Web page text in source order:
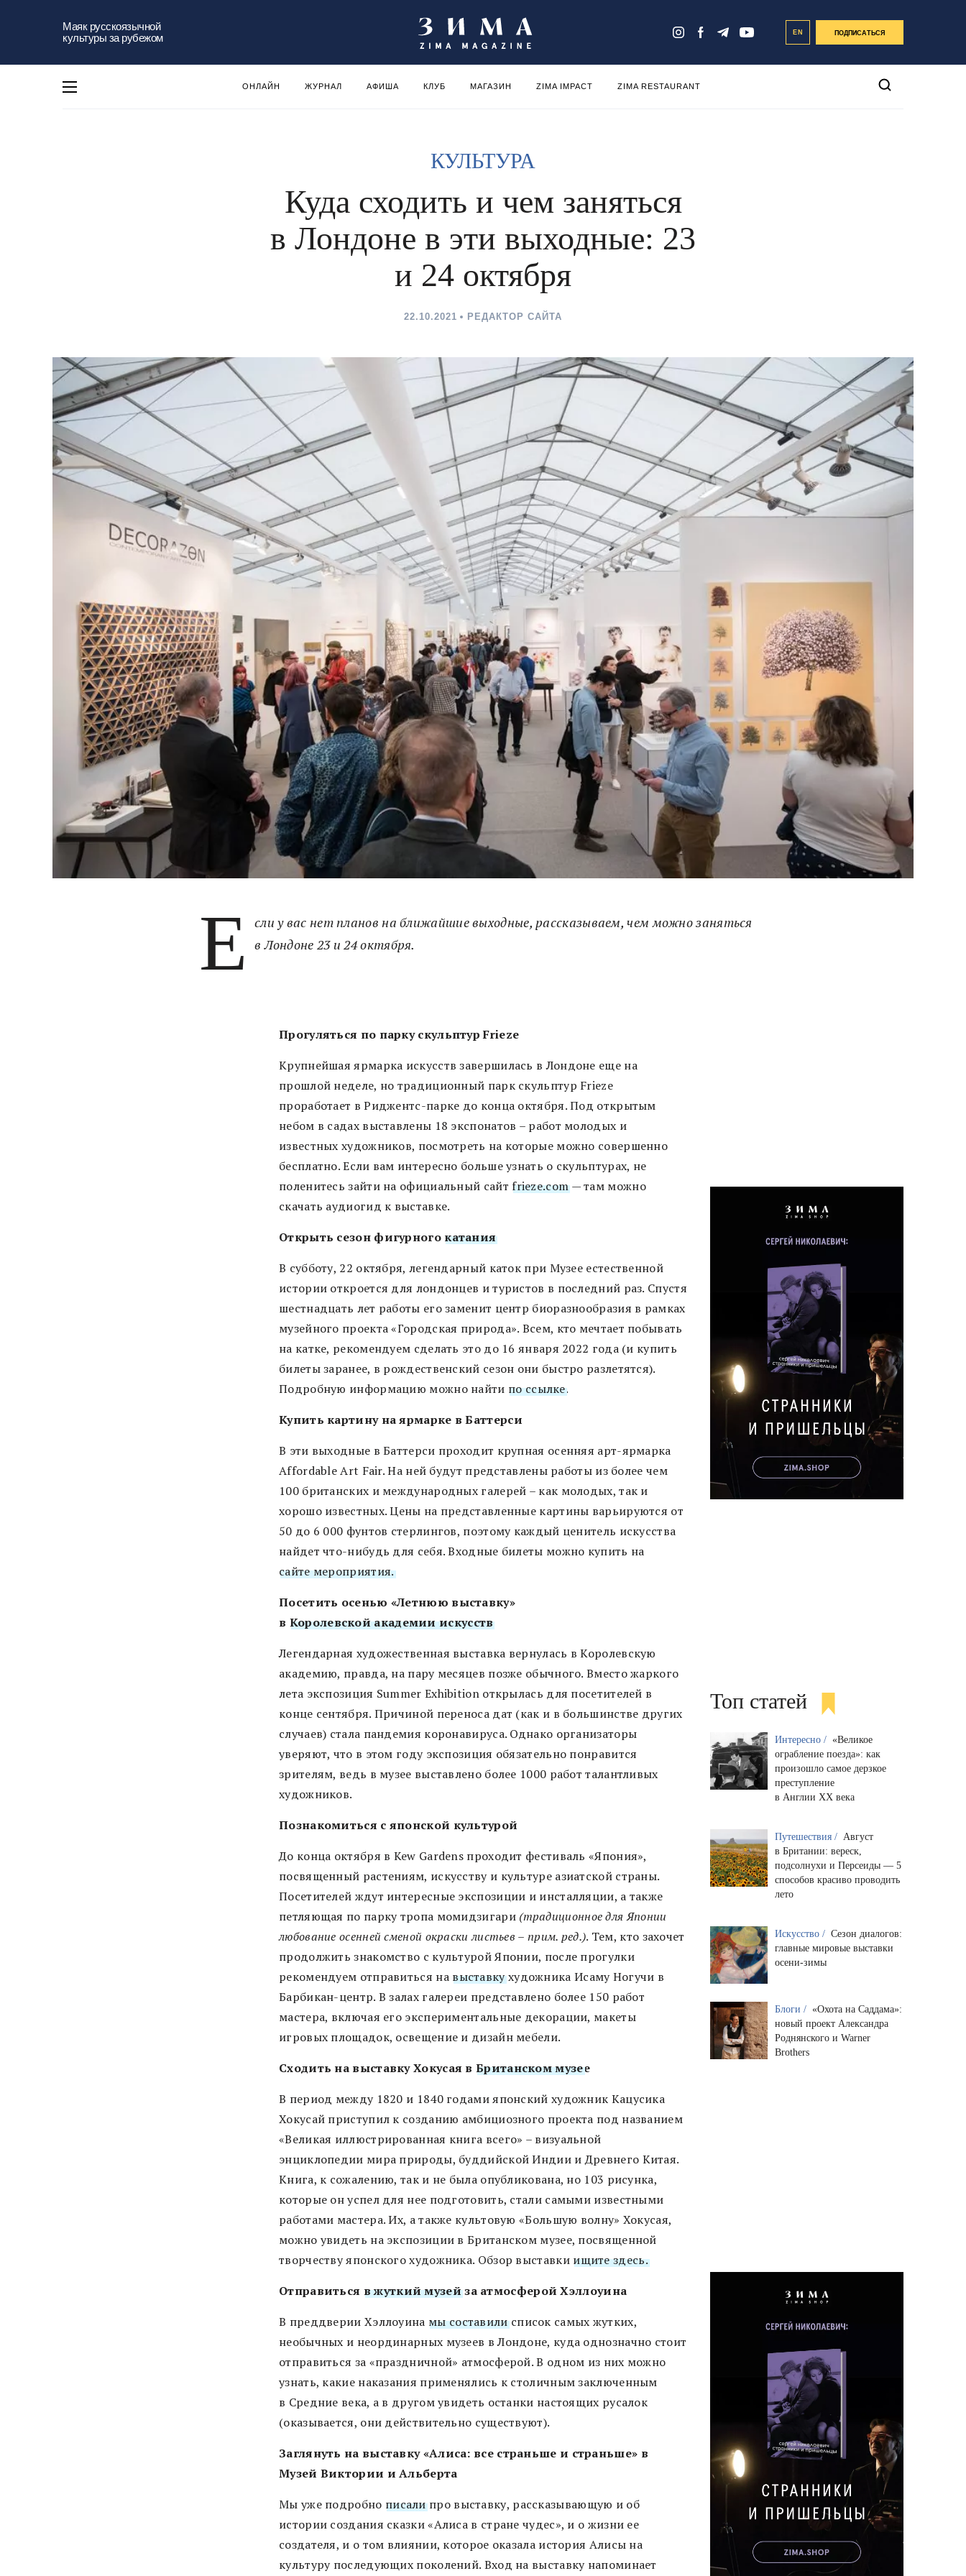
Маяк русскоязычной
культуры за рубежом
EN ПОДПИСАТЬСЯ
ОНЛАЙН ЖУРНАЛ АФИША КЛУБ МАГАЗИН ZIMA IMPACT ZIMA RESTAURANT
КУЛЬТУРА
Куда сходить и чем заняться
в Лондоне в эти выходные: 23
и 24 октября
22.10.2021 РЕДАКТОР САЙТА
Е
сли у вас нет планов на ближайшие выходные, рассказываем, чем можно заняться
в Лондоне 23 и 24 октября.
Прогуляться по парку скульптур Frieze
Крупнейшая ярмарка искусств завершилась в Лондоне еще на
прошлой неделе, но традиционный парк скульптур Frieze
проработает в Риджентс-парке до конца октября. Под открытым
небом в садах выставлены 18 экспонатов – работ молодых и
известных художников, посмотреть на которые можно совершенно
бесплатно. Если вам интересно больше узнать о скульптурах, не
поленитесь зайти на официальный сайт frieze.com— там можно
скачать аудиогид к выставке.
Открыть сезон фигурного катания
В субботу, 22 октября, легендарный каток при Музее естественной
истории откроется для лондонцев и туристов в последний раз. Спустя
шестнадцать лет работы его заменит центр биоразнообразия в рамках
музейного проекта «Городская природа». Всем, кто мечтает побывать
на катке, рекомендуем сделать это до 16 января 2022 года (и купить
билеты заранее, в рождественский сезон они быстро разлетятся).
Подробную информацию можно найти по ссылке.
Купить картину на ярмарке в Баттерси
В эти выходные в Баттерси проходит крупная осенняя арт-ярмарка
Affordable Art Fair. На ней будут представлены работы из более чем
100 британских и международных галерей – как молодых, так и
хорошо известных. Цены на представленные картины варьируются от
50 до 6 000 фунтов стерлингов, поэтому каждый ценитель искусства
найдет что-нибудь для себя. Входные билеты можно купить на
сайте мероприятия.
Посетить осенью «Летнюю выставку»
в Королевской академии искусств
Легендарная художественная выставка вернулась в Королевскую
академию, правда, на пару месяцев позже обычного. Вместо жаркого
лета экспозиция Summer Exhibition открылась для посетителей в
конце сентября. Причиной переноса дат (как и в большинстве других
случаев) стала пандемия коронавируса. Однако организаторы
уверяют, что в этом году экспозиция обязательно понравится
зрителям, ведь в музее выставлено более 1000 работ талантливых
художников.
Познакомиться с японской культурой
До конца октября в Kew Gardens проходит фестиваль «Япония»,
посвященный растениям, искусству и культуре азиатской страны.
Посетителей ждут интересные экспозиции и инсталляции, а также
петляющая по парку тропа момидзигари (традиционное для Японии
любование осенней сменой окраски листьев – прим. ред.). Тем, кто захочет
продолжить знакомство с культурой Японии, после прогулки
рекомендуем отправиться на выставкухудожника Исаму Ногучи в
Барбикан-центр. В залах галереи представлено более 150 работ
мастера, включая его экспериментальные декорации, макеты
игровых площадок, освещение и дизайн мебели.
Сходить на выставку Хокусая вБританском музее
В период между 1820 и 1840 годами японский художник Кацусика
Хокусай приступил к созданию амбициозного проекта под названием
«Великая иллюстрированная книга всего» – визуальной
энциклопедии мира природы, буддийской Индии и Древнего Китая.
Книга, к сожалению, так и не была опубликована, но 103 рисунка,
которые он успел для нее подготовить, стали самыми известными
работами мастера. Их, а также культовую «Большую волну» Хокусая,
можно увидеть на экспозиции в Британском музее, посвященной
творчеству японского художника. Обзор выставки ищите здесь.
Отправиться в жуткий музейза атмосферой Хэллоуина
В преддверии Хэллоуина мы составилисписок самых жутких,
необычных и неординарных музеев в Лондоне, куда однозначно стоит
отправиться за «праздничной» атмосферой. В одном из них можно
узнать, какие наказания применялись к столичным заключенным
в Средние века, а в другом увидеть останки настоящих русалок
(оказывается, они действительно существуют).
Заглянуть на выставку «Алиса: все страньше и страньше» в
Музей Виктории и Альберта
Мы уже подробно писалипро выставку, рассказывающую и об
истории создания сказки «Алиса в стране чудес», и о жизни ее
создателя, и о том влиянии, которое оказала история Алисы на
культуру последующих поколений. Вход на выставку напоминает
Топ статей
Интересно / «Великое
ограбление поезда»: как
произошло самое дерзкое
преступление
в Англии XX века
Путешествия / Август
в Британии: вереск,
подсолнухи и Персеиды — 5
способов красиво проводить
лето
Искусство / Сезон диалогов:
главные мировые выставки
осени-зимы
Блоги / «Охота на Саддама»:
новый проект Александра
Роднянского и Warner
Brothers